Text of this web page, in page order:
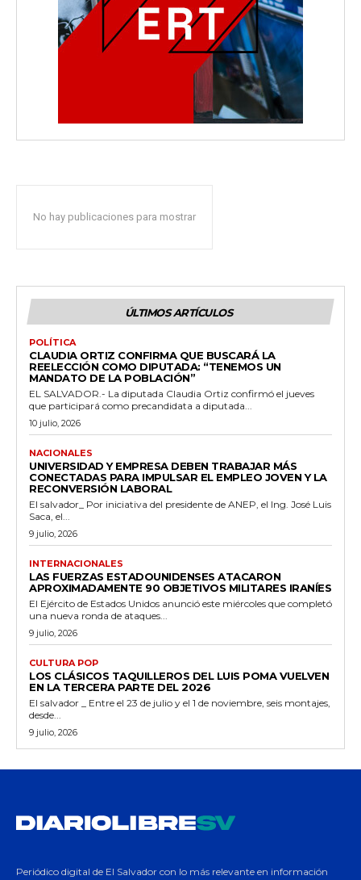
No hay publicaciones para mostrar
ÚLTIMOS ARTÍCULOS
POLÍTICA
CLAUDIA ORTIZ CONFIRMA QUE BUSCARÁ LA
REELECCIÓN COMO DIPUTADA: “TENEMOS UN
MANDATO DE LA POBLACIÓN”
EL SALVADOR.- La diputada Claudia Ortiz confirmó el jueves
que participará como precandidata a diputada...
10 julio, 2026
NACIONALES
UNIVERSIDAD Y EMPRESA DEBEN TRABAJAR MÁS
CONECTADAS PARA IMPULSAR EL EMPLEO JOVEN Y LA
RECONVERSIÓN LABORAL
El salvador_ Por iniciativa del presidente de ANEP, el Ing. José Luis
Saca, el...
9 julio, 2026
INTERNACIONALES
LAS FUERZAS ESTADOUNIDENSES ATACARON
APROXIMADAMENTE 90 OBJETIVOS MILITARES IRANÍES
El Ejército de Estados Unidos anunció este miércoles que completó
una nueva ronda de ataques...
9 julio, 2026
CULTURA POP
LOS CLÁSICOS TAQUILLEROS DEL LUIS POMA VUELVEN
EN LA TERCERA PARTE DEL 2026
El salvador _ Entre el 23 de julio y el 1 de noviembre, seis montajes,
desde...
9 julio, 2026
Periódico digital de El Salvador con lo más relevante en información